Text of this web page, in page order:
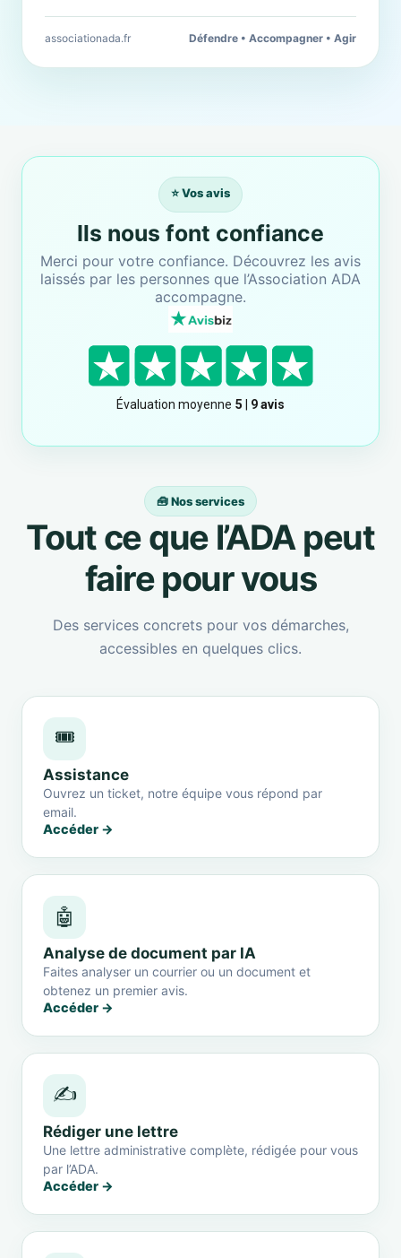
associationada.fr Défendre • Accompagner • Agir
⭐ Vos avis
Ils nous font confiance
Merci pour votre confiance. Découvrez les avis
laissés par les personnes que l’Association ADA
accompagne.
🧰 Nos services
Tout ce que l’ADA peut
faire pour vous
Des services concrets pour vos démarches,
accessibles en quelques clics.
🎟️
Assistance
Ouvrez un ticket, notre équipe vous répond par
email.
Accéder →
🤖
Analyse de document par IA
Faites analyser un courrier ou un document et
obtenez un premier avis.
Accéder →
✍️
Rédiger une lettre
Une lettre administrative complète, rédigée pour vous
par l’ADA.
Accéder →